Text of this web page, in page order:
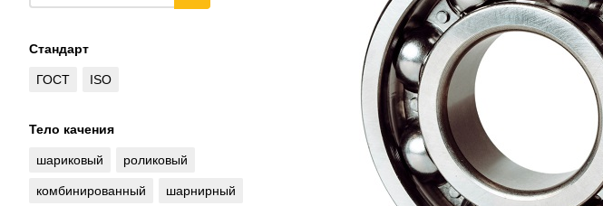
Стандарт
ГОСТ ISO
Тело качения
шариковый роликовый
комбинированный шарнирный